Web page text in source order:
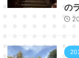
の